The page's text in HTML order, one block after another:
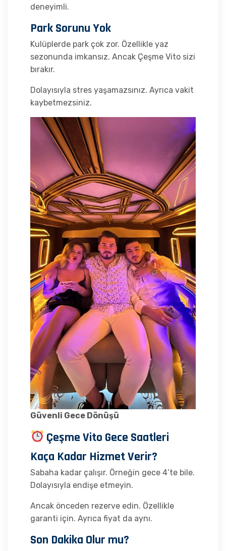
deneyimli.
Park Sorunu Yok
Kulüplerde park çok zor. Özellikle yaz
sezonunda imkansız. Ancak Çeşme Vito sizi
bırakır.
Dolayısıyla stres yaşamazsınız. Ayrıca vakit
kaybetmezsiniz.
Güvenli Gece Dönüşü
Çeşme Vito Gece Saatleri
Kaça Kadar Hizmet Verir?
Sabaha kadar çalışır. Örneğin gece 4’te bile.
Dolayısıyla endişe etmeyin.
Ancak önceden rezerve edin. Özellikle
garanti için. Ayrıca fiyat da aynı.
Son Dakika Olur mu?